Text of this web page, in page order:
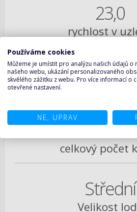
23,0
rychlost v
4 363
max. počet
1 637
celkový počet
Střední
Velikost
Používáme cookies
Můžeme je umístit pro analýzu našich údajů o
našeho webu, ukázání personalizovaného
skvělého zážitku z webu. Pro více informací o
otevřené nastavení.
NE, UPRAV